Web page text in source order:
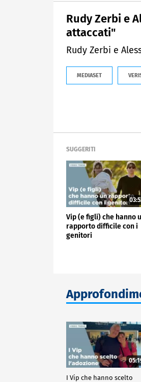
Rudy Zerbi e
attaccati"
Rudy Zerbi e
MEDIASET
SUGGERITI
Vip (e figli) che hanno
rapporto difficile con i
genitori
I Vip che hanno scelto